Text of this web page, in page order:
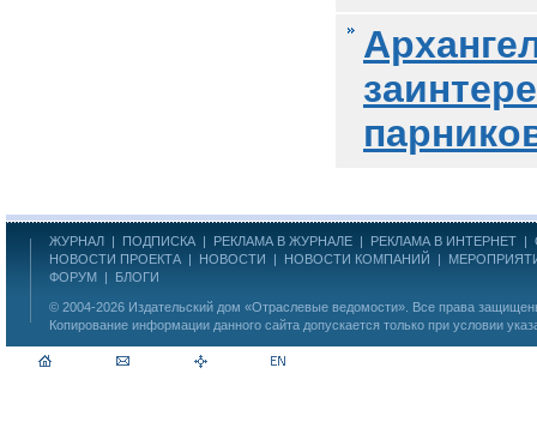
ЖУРНАЛ | ПОДПИСКА | РЕКЛАМА В ЖУРНАЛЕ | РЕКЛАМА В ИНТЕРНЕТ |
НОВОСТИ ПРОЕКТА | НОВОСТИ | НОВОСТИ КОМПАНИЙ |
ФОРУМ | БЛОГИ
© 2004-2026 Издательский дом «Отраслевые ведомости» . Все права
Копирование информации данного сайта допускается только при условии